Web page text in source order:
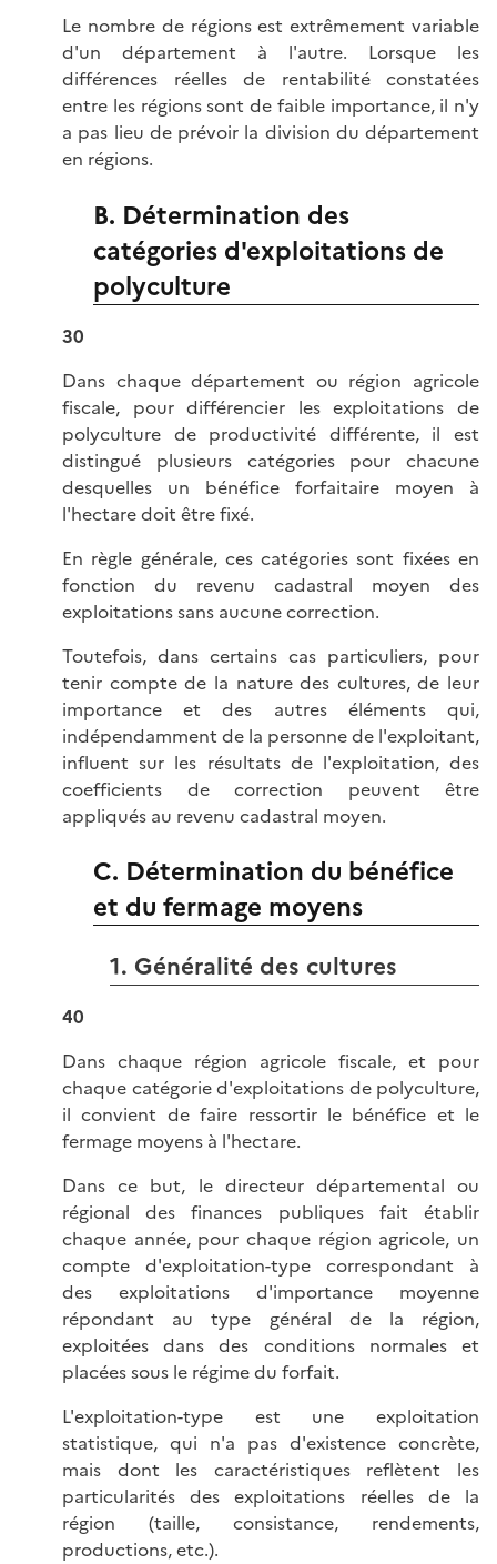
Le nombre de régions est extrêmement variable
d'un département à l'autre. Lorsque les
différences réelles de rentabilité constatées
entre les régions sont de faible importance, il n'y
a pas lieu de prévoir la division du département
en régions.
B. Détermination des
catégories d'exploitations de
polyculture
30
Dans chaque département ou région agricole
fiscale, pour différencier les exploitations de
polyculture de productivité différente, il est
distingué plusieurs catégories pour chacune
desquelles un bénéfice forfaitaire moyen à
l'hectare doit être fixé.
En règle générale, ces catégories sont fixées en
fonction du revenu cadastral moyen des
exploitations sans aucune correction.
Toutefois, dans certains cas particuliers, pour
tenir compte de la nature des cultures, de leur
importance et des autres éléments qui,
indépendamment de la personne de l'exploitant,
influent sur les résultats de l'exploitation, des
coefficients de correction peuvent être
appliqués au revenu cadastral moyen.
C. Détermination du bénéfice
et du fermage moyens
1. Généralité des cultures
40
Dans chaque région agricole fiscale, et pour
chaque catégorie d'exploitations de polyculture,
il convient de faire ressortir le bénéfice et le
fermage moyens à l'hectare.
Dans ce but, le directeur départemental ou
régional des finances publiques fait établir
chaque année, pour chaque région agricole, un
compte d'exploitation-type correspondant à
des exploitations d'importance moyenne
répondant au type général de la région,
exploitées dans des conditions normales et
placées sous le régime du forfait.
L'exploitation-type est une exploitation
statistique, qui n'a pas d'existence concrète,
mais dont les caractéristiques reflètent les
particularités des exploitations réelles de la
région (taille, consistance, rendements,
productions, etc.).